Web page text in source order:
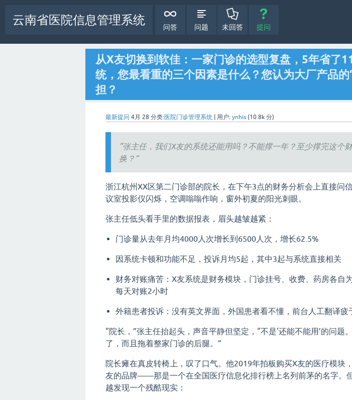
云南省医院信息管理系统
问答 问题 未回答 提问
从X友切换到软佳：一家门诊的选型复盘，5年省了
统，您最看重的三个因素是什么？您认为大厂产品
担？
最新提问 4月 28 分类:医院门诊管理系统 用户: ynhis (10.8k 分)
“张主任，我们X友的系统还能用吗？不能撑一年？至少撑完这个
换？”
浙江杭州XX区第二门诊部的院长，在下午3点的财务分析会上直接问
议室投影仪闪烁，空调嗡嗡作响，窗外初夏的阳光刺眼。
张主任低头看手里的数据报表，眉头越皱越紧：
门诊量从去年月均4000人次增长到6500人次，增长62.5%
因系统卡顿和功能不足，投诉月均5起，其中3起与系统直接相关
财务对账痛苦：X友系统是财务模块，门诊挂号、收费、药房各自
每天对账2小时
外籍患者投诉：没有英文界面，外国患者看不懂，前台人工翻译疲
“院长，”张主任抬起头，声音平静但坚定，“不是‘还能不能用’的问题
了，而且拖着整家门诊的后腿。”
院长瘫在真皮转椅上，叹了口气。他2019年拍板购买X友的医疗模块
友的品牌——那是一个在全国医疗信息化排行榜上名列前茅的名字。
越发现一个残酷现实：